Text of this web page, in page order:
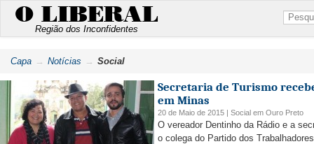
O LIBERAL
Região dos Inconfidentes
Capa Notícias Social
Secretaria de Turismo
em Minas
20 de Maio de 2015 | Social em Ouro Preto
O vereador Dentinho da Rádio e a
o colega do Partido dos